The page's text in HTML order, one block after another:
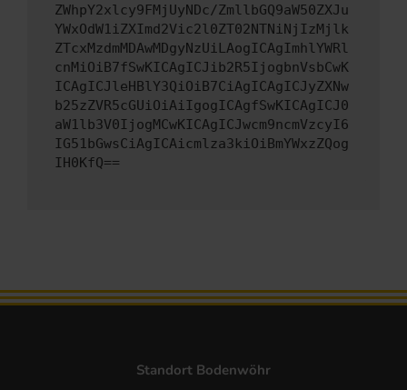
ZWhpY2xlcy9FMjUyNDc/ZmllbGQ9aW50ZXJu
YWxOdW1iZXImd2Vic2l0ZT02NTNiNjIzMjlk
ZTcxMzdmMDAwMDgyNzUiLAogICAgImhlYWRl
cnMiOiB7fSwKICAgICJib2R5IjogbnVsbCwK
ICAgICJleHBlY3QiOiB7CiAgICAgICJyZXNw
b25zZVR5cGUiOiAiIgogICAgfSwKICAgICJ0
aW1lb3V0IjogMCwKICAgICJwcm9ncmVzcyI6
IG51bGwsCiAgICAicmlza3kiOiBmYWxzZQog
IH0KfQ==
Standort Bodenwöhr